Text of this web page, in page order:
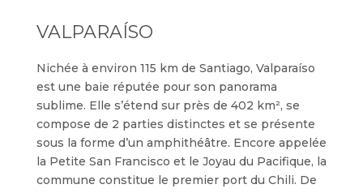
VALPARAÍSO
Nichée à environ 115 km de Santiago, Valparaíso
est une baie réputée pour son panorama
sublime. Elle s’étend sur près de 402 km², se
compose de 2 parties distinctes et se présente
sous la forme d’un amphithéâtre. Encore appelée
la Petite San Francisco et le Joyau du Pacifique, la
commune constitue le premier port du Chili. De